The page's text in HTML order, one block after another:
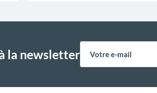
la newsletter